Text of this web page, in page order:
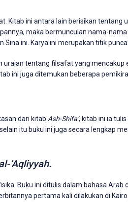
Kitab ini antara lain berisikan tentang
maka bermunculan nama-
Sina ini. Karya ini merupakan titik
uraian tentang filsafat yang
ini juga ditemukan beberapa
dari kitab Ash-Shifa’, kitab ini ia
itu buku ini juga secara lengkap
‘Aqliyyah.
Buku ini ditulis dalam bahasa Arab
pertama kali dilakukan di